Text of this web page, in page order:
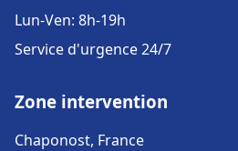
Lun-Ven: 8h-19h
Service d'urgence 24/7
Zone intervention
Chaponost, France